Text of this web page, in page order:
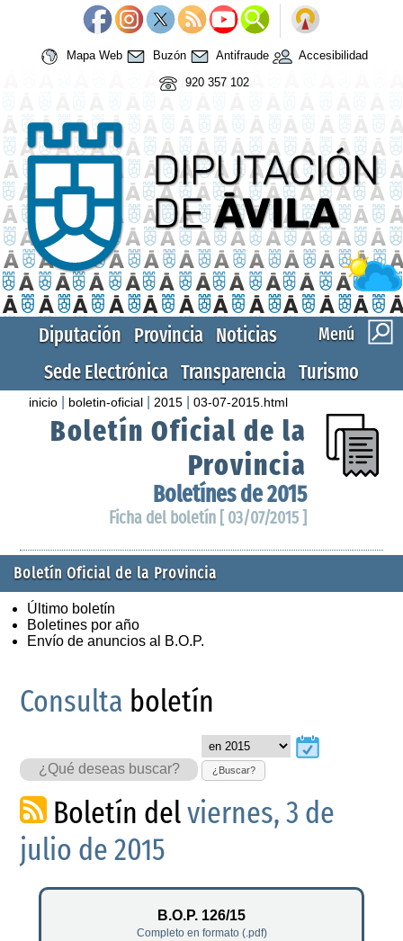
Mapa Web Buzón Antifraude
Accesibilidad
920 357 102
Menú
Diputación Provincia Noticias
Sede Electrónica Transparencia Turismo
inicio boletin-oficial 2015 |03-07-2015.html
Boletín Oficial de la
Provincia
Boletínes de 2015
Ficha del boletín [ 03/07/2015 ]
Boletín Oficial de la Provincia
Último boletín
Boletines por año
Envío de anuncios al B.O.P.
Consulta boletín
¿Buscar?
Boletín delviernes, 3 de
julio de 2015
B.O.P. 126/15
Completo en formato (.pdf)